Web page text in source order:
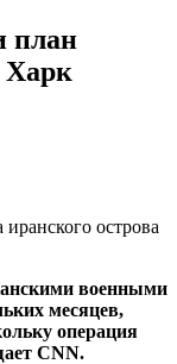
план
Харк
военными
месяцев,
операция
CNN.